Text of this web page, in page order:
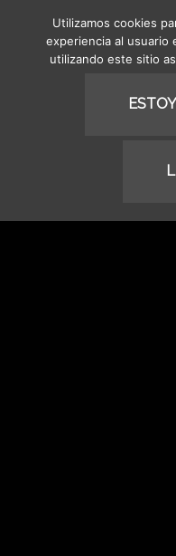
MENUUtilizamos cookies
experiencia al usuario
utilizando este sitio